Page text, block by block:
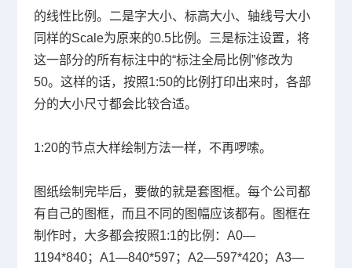
的线性比例。二是字大小、标高大小、轴线号大小
同样的Scale为原来的0.5比例。三是标注设置，将
这一部分的所有标注中的“标注全局比例”修改为
50。这样的话，按照1:50的比例打印出来时，各部
分的大小尺寸都会比较合适。
1:20的节点大样绘制方法一样，不再啰嗦。
图纸绘制完毕后，要做的就是套图框。每个公司都
有自己的图框，而且不同的图幅应该都有。图框在
制作时，大多都会按照1:1的比例： A0—
1194*840； A1—840*597 ； A2—597*420； A3—